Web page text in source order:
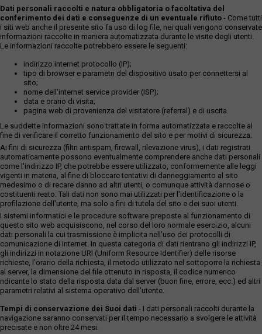
Dati personali raccolti e natura obbligatoria o facoltativa del
conferimento dei dati e conseguenze di un eventuale rifiuto - Come tutti
i siti web anche il presente sito fa uso di log file, nei quali vengono conservate
informazioni raccolte in maniera automatizzata durante le visite degli utenti.
Le informazioni raccolte potrebbero essere le seguenti:
indirizzo internet protocollo (IP);
tipo di browser e parametri del dispositivo usato per connettersi al
sito;
nome dell'internet service provider (ISP);
data e orario di visita;
pagina web di provenienza del visitatore (referral) e di uscita.
Le suddette informazioni sono trattate in forma automatizzata e raccolte al
fine di verificare il corretto funzionamento del sito e per motivi di sicurezza.
Ai fini di sicurezza (filtri antispam, firewall, rilevazione virus), i dati registrati
automaticamente possono eventualmente comprendere anche dati personali
come l'indirizzo IP, che potrebbe essere utilizzato, conformemente alle leggi
vigenti in materia, al fine di bloccare tentativi di danneggiamento al sito
medesimo o di recare danno ad altri utenti, o comunque attività dannose o
costituenti reato. Tali dati non sono mai utilizzati per l'identificazione o la
profilazione dell'utente, ma solo a fini di tutela del sito e dei suoi utenti.
I sistemi informatici e le procedure software preposte al funzionamento di
questo sito web acquisiscono, nel corso del loro normale esercizio, alcuni
dati personali la cui trasmissione è implicita nell'uso dei protocolli di
comunicazione di Internet. In questa categoria di dati rientrano gli indirizzi IP,
gli indirizzi in notazione URI (Uniform Resource Identifier) delle risorse
richieste, l'orario della richiesta, il metodo utilizzato nel sottoporre la richiesta
al server, la dimensione del file ottenuto in risposta, il codice numerico
ndicante lo stato della risposta data dal server (buon fine, errore, ecc.) ed altri
parametri relativi al sistema operativo dell'utente.
Tempi di conservazione dei Suoi dati - I dati personali raccolti durante la
navigazione saranno conservati per il tempo necessario a svolgere le attività
precisate e non oltre 24 mesi.